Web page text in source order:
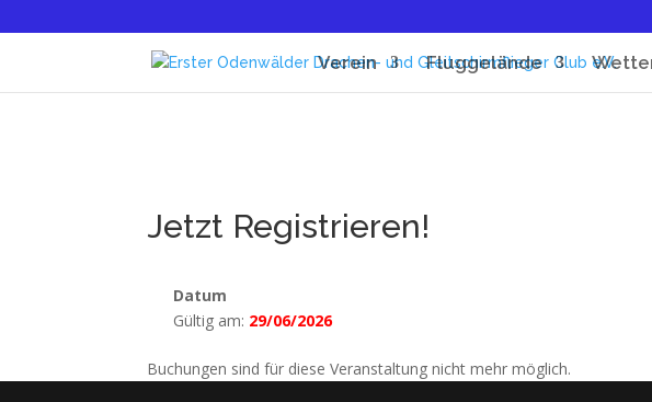
Verein Fluggelände
Jetzt Registrieren!
Datum
Gültig am: 29/06/2026
Buchungen sind für diese Veranstaltung nicht mehr möglich.